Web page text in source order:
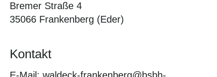
Bremer Straße 4
35066 Frankenberg (Eder)
Kontakt